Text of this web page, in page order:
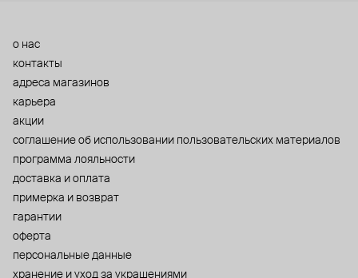
о нас
контакты
адреса магазинов
карьера
акции
cоглашение об использовании пользовательских материалов
программа лояльности
доставка и оплата
примерка и возврат
гарантии
оферта
персональные данные
хранение и уход за украшениями